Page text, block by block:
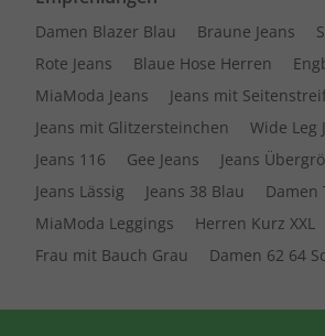
Damen Blazer Blau Braune Jeans
Rote Jeans
Blaue Hose Herren
MiaModa Jeans
Jeans mit
Jeans mit Glitzersteinchen
Wide Leg
Jeans 116
Gee Jeans
Jeans
Jeans Lässig
Jeans 38 Blau
Damen
MiaModa Leggings
Herren Kurz XXL
Frau mit Bauch Grau
Damen 62 64